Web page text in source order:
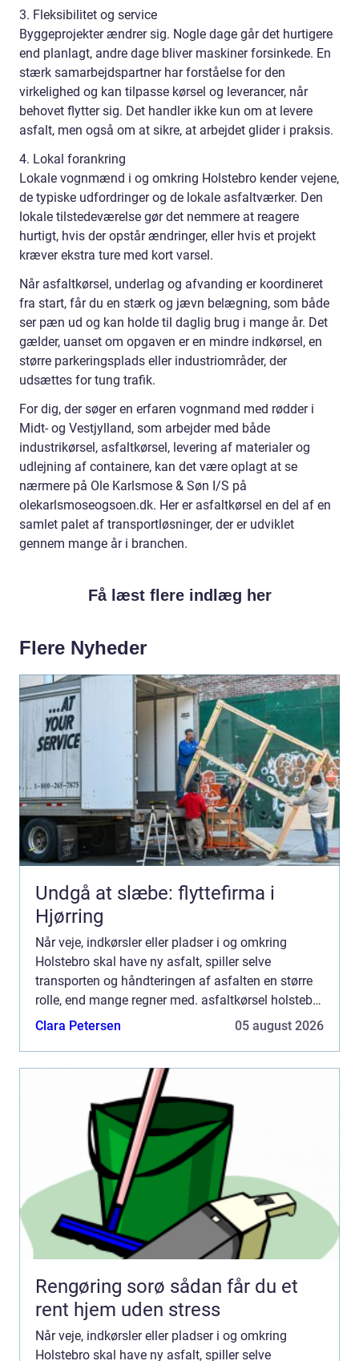
3. Fleksibilitet og service
Byggeprojekter ændrer sig. Nogle dage går det hurtigere
end planlagt, andre dage bliver maskiner forsinkede. En
stærk samarbejdspartner har forståelse for den
virkelighed og kan tilpasse kørsel og leverancer, når
behovet flytter sig. Det handler ikke kun om at levere
asfalt, men også om at sikre, at arbejdet glider i praksis.
4. Lokal forankring
Lokale vognmænd i og omkring Holstebro kender vejene,
de typiske udfordringer og de lokale asfaltværker. Den
lokale tilstedeværelse gør det nemmere at reagere
hurtigt, hvis der opstår ændringer, eller hvis et projekt
kræver ekstra ture med kort varsel.
Når asfaltkørsel, underlag og afvanding er koordineret
fra start, får du en stærk og jævn belægning, som både
ser pæn ud og kan holde til daglig brug i mange år. Det
gælder, uanset om opgaven er en mindre indkørsel, en
større parkeringsplads eller industriområder, der
udsættes for tung trafik.
For dig, der søger en erfaren vognmand med rødder i
Midt- og Vestjylland, som arbejder med både
industrikørsel, asfaltkørsel, levering af materialer og
udlejning af containere, kan det være oplagt at se
nærmere på Ole Karlsmose & Søn I/S på
olekarlsmoseogsoen.dk. Her er asfaltkørsel en del af en
samlet palet af transportløsninger, der er udviklet
gennem mange år i branchen.
Få læst flere indlæg her
Flere Nyheder
Undgå at slæbe: flyttefirma i
Hjørring
Når veje, indkørsler eller pladser i og omkring
Holstebro skal have ny asfalt, spiller selve
transporten og håndteringen af asfalten en større
rolle, end mange regner med. asfaltkørsel holstebro
handler ikke kun om at flytte asfalt fra A til B.
Clara Petersen 05 august 2026
Rengøring sorø sådan får du et
rent hjem uden stress
Når veje, indkørsler eller pladser i og omkring
Holstebro skal have ny asfalt, spiller selve